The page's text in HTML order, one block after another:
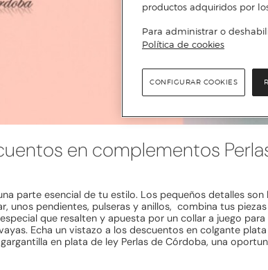
en complementos
parte esencial de tu estilo. Los pequeños detalles
unos pendientes, pulseras y anillos, combina tus
que resalten y apuesta por un collar a juego
Echa un vistazo a los descuentos en colgante
en plata de ley Perlas de Córdoba, una
productos adquiridos por
Para administrar o
Política de cookies
CONFIGURAR COOKIES